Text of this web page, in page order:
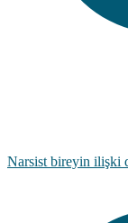
Narsist bireyin ilişki